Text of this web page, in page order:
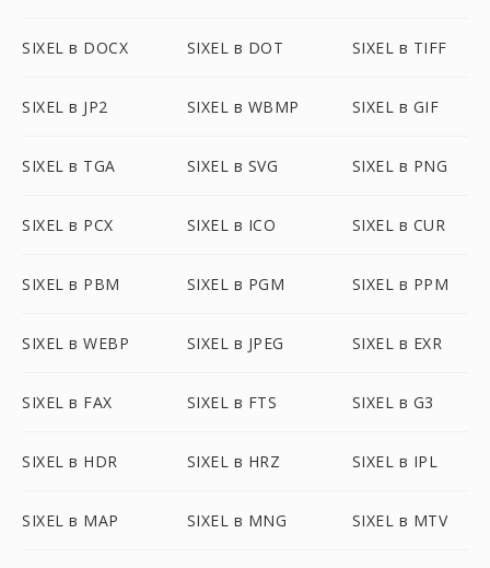
SIXEL в DOCX SIXEL в DOT SIXEL в TIFF
SIXEL в JP2 SIXEL в WBMP SIXEL в GIF
SIXEL в TGA SIXEL в SVG SIXEL в PNG
SIXEL в PCX SIXEL в ICO SIXEL в CUR
SIXEL в PBM SIXEL в PGM SIXEL в PPM
SIXEL в WEBP SIXEL в JPEG SIXEL в EXR
SIXEL в FAX SIXEL в FTS SIXEL в G3
SIXEL в HDR SIXEL в HRZ SIXEL в IPL
SIXEL в MAP SIXEL в MNG SIXEL в MTV